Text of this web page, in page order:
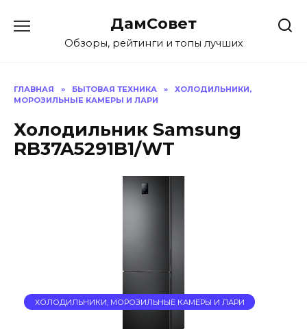
содержанию
ДамСовет
Обзоры, рейтинги и топы лучших
ГЛАВНАЯ » БЫТОВАЯ ТЕХНИКА »
ХОЛОДИЛЬНИКИ,
МОРОЗИЛЬНЫЕ КАМЕРЫ И ЛАРИ
Холодильник Samsung
RB37A5291B1/WT
ХОЛОДИЛЬНИКИ, МОРОЗИЛЬНЫЕ КАМЕРЫ И ЛАРИ